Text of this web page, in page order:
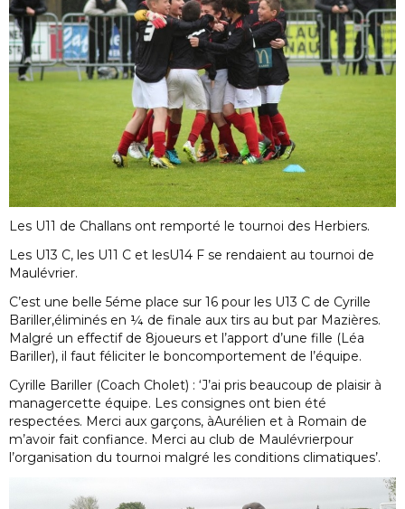
Les U11 de Challans ont remporté le tournoi des Herbiers.
Les U13 C, les U11 C et lesU14 F se rendaient au tournoi de
Maulévrier.
C’est une belle 5éme place sur 16 pour les U13 C de Cyrille
Bariller,éliminés en ¼ de finale aux tirs au but par Mazières.
Malgré un effectif de 8joueurs et l’apport d’une fille (Léa
Bariller), il faut féliciter le boncomportement de l’équipe.
Cyrille Bariller (Coach Cholet) : ‘J’ai pris beaucoup de plaisir à
managercette équipe. Les consignes ont bien été
respectées. Merci aux garçons, àAurélien et à Romain de
m’avoir fait confiance. Merci au club de Maulévrierpour
l’organisation du tournoi malgré les conditions climatiques’.